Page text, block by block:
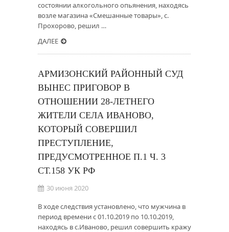
состоянии алкогольного опьянения, находясь
возле магазина «Смешанные товары», с.
Прохорово, решил …
ДАЛЕЕ
АРМИЗОНСКИЙ РАЙОННЫЙ СУД
ВЫНЕС ПРИГОВОР В
ОТНОШЕНИИ 28-ЛЕТНЕГО
ЖИТЕЛИ СЕЛА ИВАНОВО,
КОТОРЫЙ СОВЕРШИЛ
ПРЕСТУПЛЕНИЕ,
ПРЕДУСМОТРЕННОЕ П.1 Ч. 3
СТ.158 УК РФ
30 июня 2020
В ходе следствия установлено, что мужчина в
период времени с 01.10.2019 по 10.10.2019,
находясь в с.Иваново, решил совершить кражу